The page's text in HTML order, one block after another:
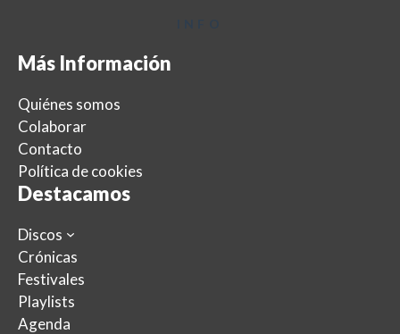
Más Información
Quiénes somos
Colaborar
Contacto
Política de cookies
Destacamos
Discos
Crónicas
Festivales
Playlists
Agenda